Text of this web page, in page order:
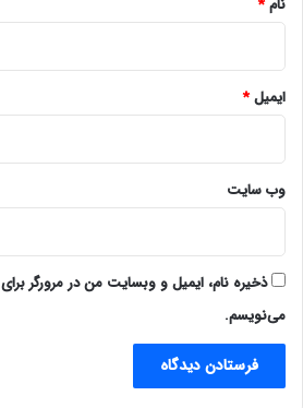
نام*
ایمیل*
وب‌ سایت
ذخیره نام، ایمیل و وبسایت من در مرورگر
می‌نویسم.